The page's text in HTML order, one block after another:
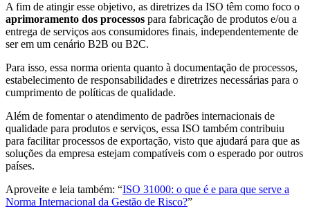
A fim de atingir esse objetivo, as diretrizes da ISO têm como foco o
aprimoramento dos processos para fabricação de produtos e/ou a
entrega de serviços aos consumidores finais, independentemente de
ser em um cenário B2B ou B2C.
Para isso, essa norma orienta quanto à documentação de processos,
estabelecimento de responsabilidades e diretrizes necessárias para o
cumprimento de políticas de qualidade.
Além de fomentar o atendimento de padrões internacionais de
qualidade para produtos e serviços, essa ISO também contribuiu
para facilitar processos de exportação, visto que ajudará para que as
soluções da empresa estejam compatíveis com o esperado por outros
países.
Aproveite e leia também: “ISO 31000: o que é e para que serve a
Norma Internacional da Gestão de Risco?”